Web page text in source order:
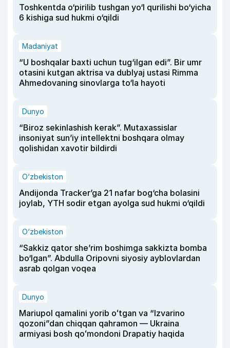
Toshkentda o‘pirilib tushgan yo‘l qurilishi bo‘yicha
6 kishiga sud hukmi o‘qildi
Madaniyat
“U boshqalar baxti uchun tug‘ilgan edi”. Bir umr
otasini kutgan aktrisa va dublyaj ustasi Rimma
Ahmedovaning sinovlarga to‘la hayoti
Dunyo
“Biroz sekinlashish kerak”. Mutaxassislar
insoniyat sun’iy intellektni boshqara olmay
qolishidan xavotir bildirdi
O‘zbekiston
Andijonda Tracker’ga 21 nafar bog‘cha bolasini
joylab, YTH sodir etgan ayolga sud hukmi o‘qildi
O‘zbekiston
“Sakkiz qator she’rim boshimga sakkizta bomba
bo‘lgan”. Abdulla Oripovni siyosiy ayblovlardan
asrab qolgan voqea
Dunyo
Mariupol qamalini yorib oʻtgan va “Izvarino
qozoni”dan chiqqan qahramon — Ukraina
armiyasi bosh qoʻmondoni Drapatiy haqida